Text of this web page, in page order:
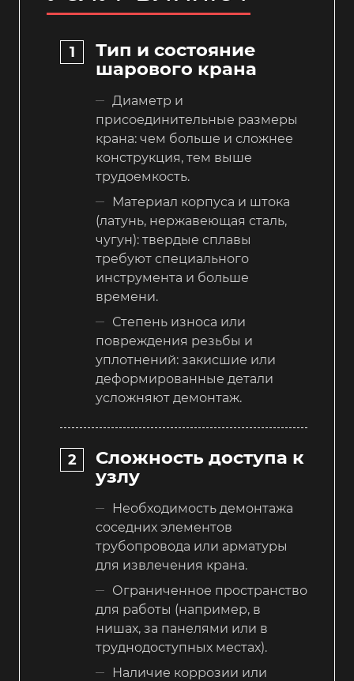
Тип и состояние
шарового крана
Диаметр и
присоединительные размеры
крана: чем больше и сложнее
конструкция, тем выше
трудоемкость.
Материал корпуса и штока
(латунь, нержавеющая сталь,
чугун): твердые сплавы
требуют специального
инструмента и больше
времени.
Степень износа или
повреждения резьбы и
уплотнений: закисшие или
деформированные детали
усложняют демонтаж.
Сложность доступа к
узлу
Необходимость демонтажа
соседних элементов
трубопровода или арматуры
для извлечения крана.
Ограниченное пространство
для работы (например, в
нишах, за панелями или в
труднодоступных местах).
Наличие коррозии или